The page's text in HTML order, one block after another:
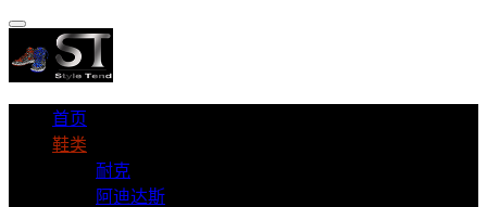
首页
鞋类
耐克
阿迪达斯